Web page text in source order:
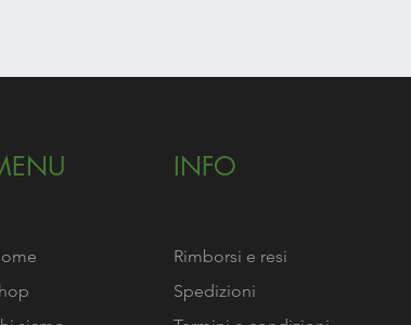
INFO
Rimborsi e resi
Spedizioni